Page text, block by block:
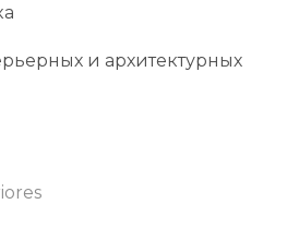
и архитектурных